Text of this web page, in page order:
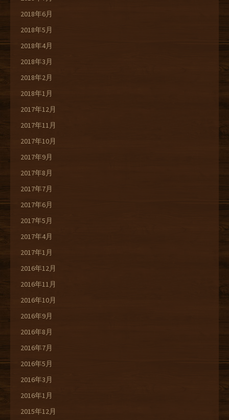
2018年6月
2018年5月
2018年4月
2018年3月
2018年2月
2018年1月
2017年12月
2017年11月
2017年10月
2017年9月
2017年8月
2017年7月
2017年6月
2017年5月
2017年4月
2017年1月
2016年12月
2016年11月
2016年10月
2016年9月
2016年8月
2016年7月
2016年5月
2016年3月
2016年1月
2015年12月